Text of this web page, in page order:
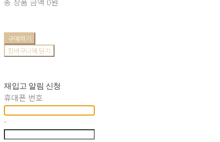
구매하기
장바구니에 담기
재입고 알림 신청
휴대폰 번호
-